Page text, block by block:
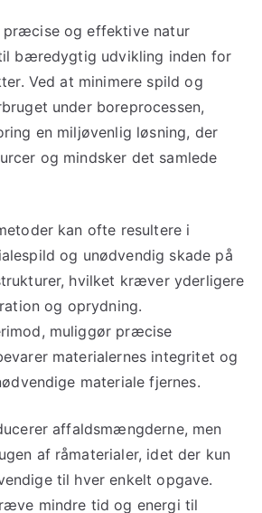
præcise og effektive natur
bæredygtig udvikling inden for
Ved at minimere spild og
under boreprocessen,
en miljøvenlig løsning, der
og mindsker det samlede
kan ofte resultere i
og unødvendig skade på
hvilket kræver yderligere
og oprydning.
muliggør præcise
materialernes integritet og
materiale fjernes.
affaldsmængderne, men
af råmaterialer, idet der kun
til hver enkelt opgave.
mindre tid og energi til